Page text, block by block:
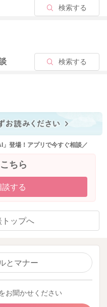
ていることもあると思い
ともありますので、それも
つ、でもねと諭してあげて
声をかけながら、これはど
しますが、譲れないこと
は親御さんの方で腹を括っ
2025/10/12 20:53
検索する
検索する
登場！アプリで今すぐ相談／
ちら
する
トップへ
とマナー
お聞かせください